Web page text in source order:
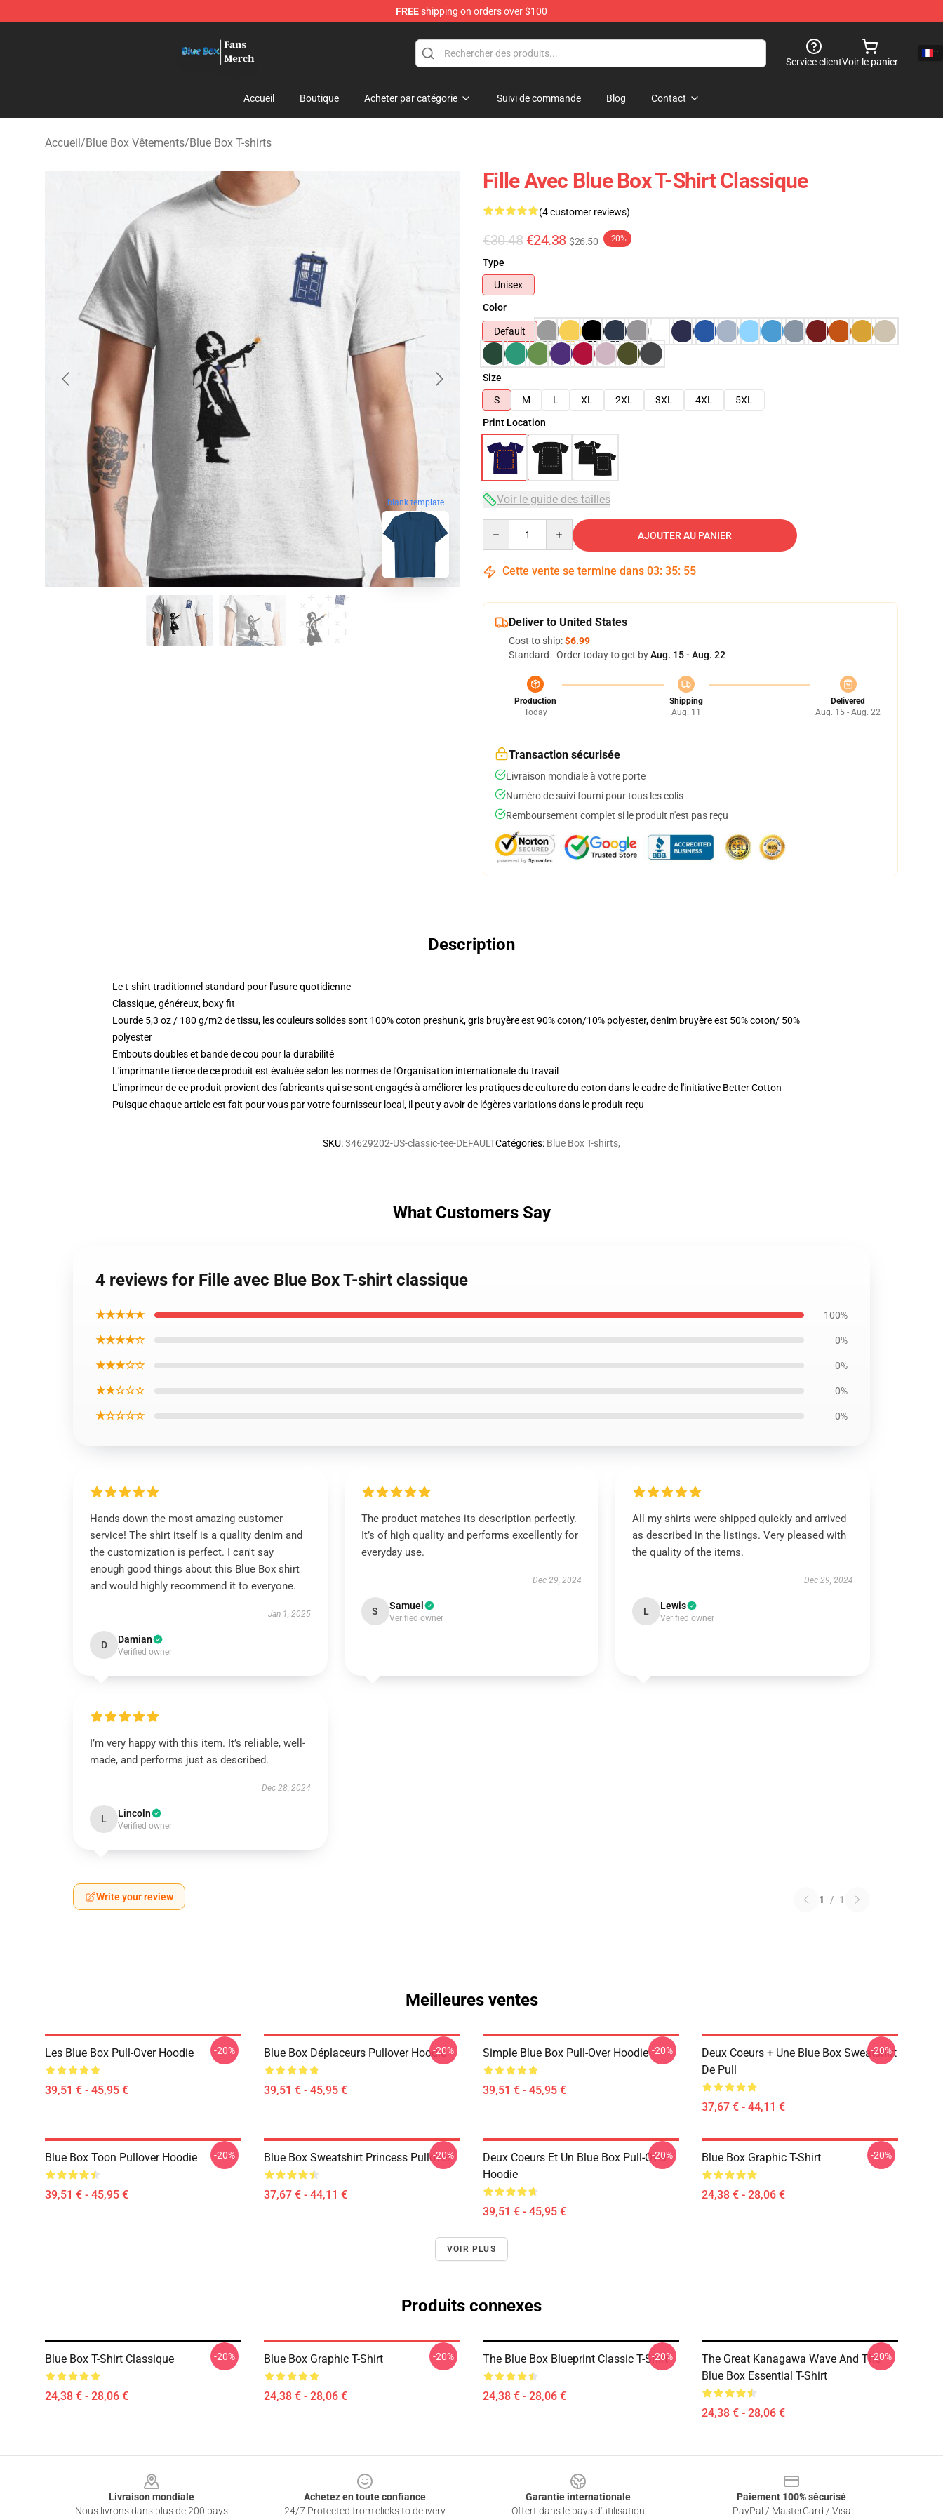
FREEshipping on orders over $100
Service clientVoir le panier
Accueil Boutique Acheter par catégorie Suivi de commande Blog Contact
Accueil/Blue Box Vêtements/Blue Box T-shirts
blank template
Fille Avec Blue Box T-Shirt Classique
(4 customer reviews)
€30.48 €24.38 $26.50 -20%
Type
Unisex
Color
Default
Size
S
M L XL 2XL 3XL 4XL
5XL
Print Location
Voir le guide des tailles
AJOUTER AU PANIER
Cette vente se termine dans 03: 35: 54
Deliver to United States
Cost to ship:$6.99
Standard - Order today to get byAug. 15 - Aug. 22
Production
Today
Shipping
Aug. 11
Delivered
Aug. 15 - Aug. 22
Transaction sécurisée
Livraison mondiale à votre porte
Numéro de suivi fourni pour tous les colis
Remboursement complet si le produit n'est pas reçu
Description
Le t-shirt traditionnel standard pour l'usure quotidienne
Classique, généreux, boxy fit
Lourde 5,3 oz / 180 g/m2 de tissu, les couleurs solides sont 100% coton preshunk, gris bruyère est 90% coton/10% polyester, denim bruyère est 50% coton/ 50%
polyester
Embouts doubles et bande de cou pour la durabilité
L'imprimante tierce de ce produit est évaluée selon les normes de l'Organisation internationale du travail
L'imprimeur de ce produit provient des fabricants qui se sont engagés à améliorer les pratiques de culture du coton dans le cadre de l'initiative Better Cotton
Puisque chaque article est fait pour vous par votre fournisseur local, il peut y avoir de légères variations dans le produit reçu
SKU:34629202-US-classic-tee-DEFAULTCatégories: Blue Box T-shirts,
What Customers Say
4 reviews for Fille avec Blue Box T-shirt classique
★★★★★ 100%
★★★★☆ 0%
★★★☆☆ 0%
★★☆☆☆ 0%
★☆☆☆☆ 0%
Hands down the most amazing customer
service! The shirt itself is a quality denim and
the customization is perfect. I can't say
enough good things about this Blue Box shirt
and would highly recommend it to everyone.
Jan 1, 2025
D Damian
Verified owner
The product matches its description perfectly.
It’s of high quality and performs excellently for
everyday use.
Dec 29, 2024
S Samuel
Verified owner
All my shirts were shipped quickly and arrived
as described in the listings. Very pleased with
the quality of the items.
Dec 29, 2024
L Lewis
Verified owner
I’m very happy with this item. It’s reliable, well-
made, and performs just as described.
Dec 28, 2024
L Lincoln
Verified owner
Write your review 1 / 1
Meilleures ventes
Les Blue Box Pull-Over Hoodie
39,51 € - 45,95 €
-20% Blue Box Déplaceurs Pullover Hoodie
39,51 € - 45,95 €
-20% Simple Blue Box Pull-Over Hoodie
39,51 € - 45,95 €
-20%
Deux Coeurs + Une Blue Box Sweatshirt
De Pull
37,67 € - 44,11 €
-20%
Blue Box Toon Pullover Hoodie
39,51 € - 45,95 €
-20% Blue Box Sweatshirt Princess Pullover
37,67 € - 44,11 €
-20%
Deux Coeurs Et Un Blue Box Pull-Over
Hoodie
39,51 € - 45,95 €
-20% Blue Box Graphic T-Shirt
24,38 € - 28,06 €
-20%
VOIR PLUS
Produits connexes
Blue Box T-Shirt Classique
24,38 € - 28,06 €
-20% Blue Box Graphic T-Shirt
24,38 € - 28,06 €
-20% The Blue Box Blueprint Classic T-Shirt
24,38 € - 28,06 €
-20%
The Great Kanagawa Wave And The
Blue Box Essential T-Shirt
24,38 € - 28,06 €
-20%
Livraison mondiale
Nous livrons dans plus de 200 pays
Achetez en toute confiance
24/7 Protected from clicks to delivery
Garantie internationale
Offert dans le pays d'utilisation
Paiement 100% sécurisé
PayPal / MasterCard / Visa